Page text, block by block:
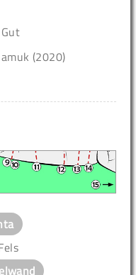
Gut
amuk (2020)